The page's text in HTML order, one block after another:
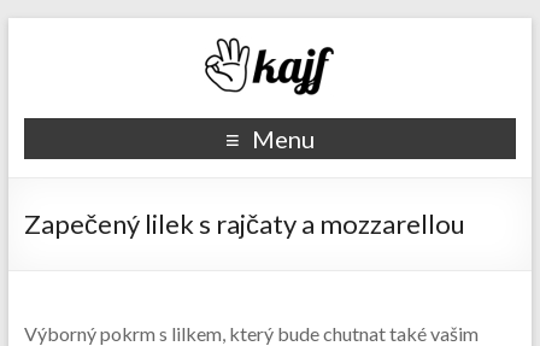
Recepty kajf.cz
Menu
Zapečený lilek s rajčaty a mozzarellou
Výborný pokrm s lilkem, který bude chutnat také vašim